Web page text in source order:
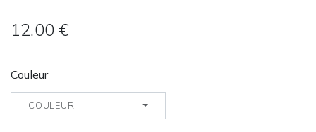
12.00 €
Couleur
COULEUR